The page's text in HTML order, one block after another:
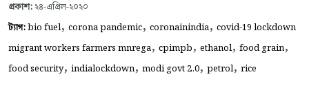
প্রকাশ: ২৪-এপ্রিল-২০২০
ট্যাগ:bio fuel, corona pandemic, coronainindia, covid-19 lockdown
migrant workers farmers mnrega, cpimpb, ethanol, food grain,
food security, indialockdown, modi govt 2.0, petrol, rice